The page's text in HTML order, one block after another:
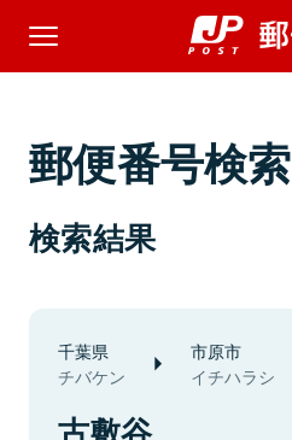
郵便番号検索
検索結果
千葉県
チバケン
市原市
イチハラシ
古敷谷